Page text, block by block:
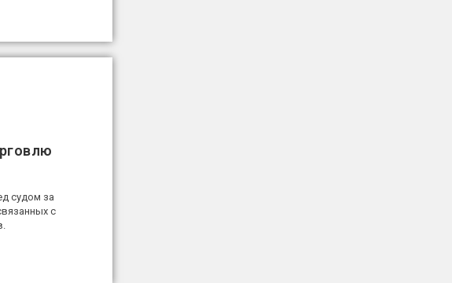
судом за
с